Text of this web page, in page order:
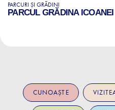
PARCURI ȘI GRĂDINI
PARCUL GRĂDINA ICOANEI
CUNOAȘTE